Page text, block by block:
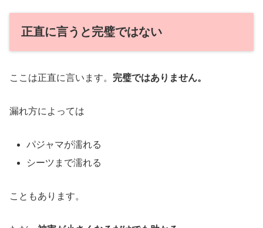
正直に言うと完璧ではない
ここは正直に言います。 完璧ではありません。
漏れ方によっては
パジャマが濡れる
シーツまで濡れる
こともあります。